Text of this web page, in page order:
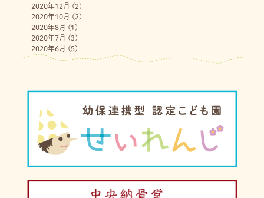
2020年12月 (2)
2020年10月 (2)
2020年8月 (1)
2020年7月 (3)
2020年6月 (5)